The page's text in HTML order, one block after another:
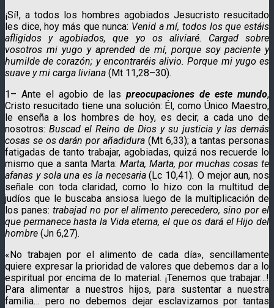
¡Sí!, a todos los hombres agobiados Jesucristo resucitado
les dice, hoy más que nunca: Venid a mí, todos los que estáis
afligidos y agobiados, que yo os aliviaré. Cargad sobre
vosotros mi yugo y aprended de mí, porque soy paciente y
humilde de corazón; y encontraréis alivio. Porque mi yugo es
suave y mi carga liviana (Mt 11,28–30).
1– Ante el agobio de laspreocupaciones de este mundo,
Cristo resucitado tiene una solución: Él, como Único Maestro,
le enseña a los hombres de hoy, es decir, a cada uno de
nosotros: Buscad el Reino de Dios y su justicia y las demás
cosas se os darán por añadidura (Mt 6,33); a tantas personas
fatigadas de tanto trabajar, agobiadas, quizá nos recuerde lo
mismo que a santa Marta: Marta, Marta, por muchas cosas te
afanas y sola una es la necesaria(Lc 10,41). O mejor aun, nos
señale con toda claridad, como lo hizo con la multitud de
judíos que le buscaba ansiosa luego de la multiplicación de
los panes: trabajad no por el alimento perecedero, sino por el
que permanece hasta la Vida eterna, el que os dará el Hijo del
hombre (Jn 6,27).
«No trabajen por el alimento de cada día», sencillamente
quiere expresar la prioridad de valores que debemos dar a lo
espiritual por encima de lo material. ¡Tenemos que trabajar…!
Para alimentar a nuestros hijos, para sustentar a nuestra
familia… pero no debemos dejar esclavizarnos por tantas